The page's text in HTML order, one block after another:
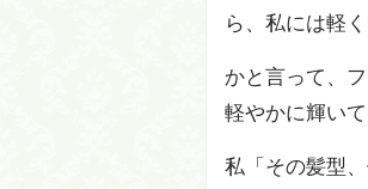
ら、私には軽
かと言って、
軽やかに輝いて
私「その髪型